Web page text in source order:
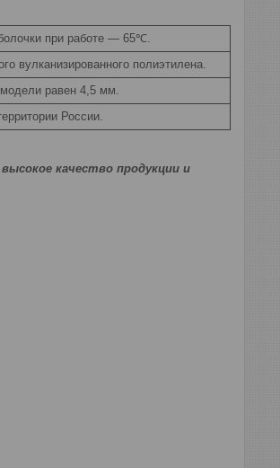
при работе — 65℃.
вулканизированного полиэтилена.
равен 4,5 мм.
России.
качество продукции и